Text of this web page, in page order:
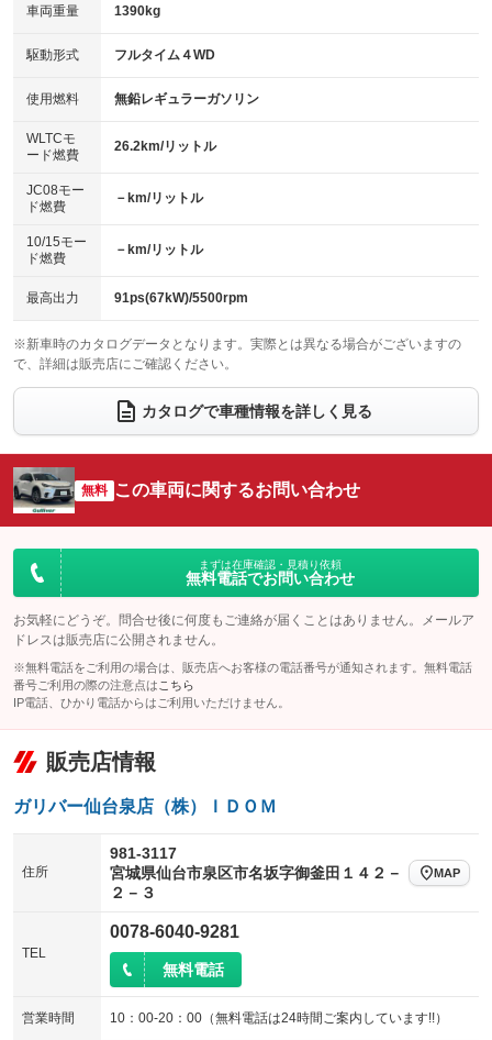
アイドリングストップ
：装備なし
USB入力端子
：装備あり
100V電源
：装備あり
センターデフロック
：装備なし
電動格納ミラー
：装備あり
キーレス
HID(キセノンライト)
：装備なし
バックカメラ
：装備なし
エアロ
：装備なし
：装備なし
パワーシート
ベンチシート
：装備なし
チップアップシート
：装備なし
：装備なし ：装備あり
ウォークスルー
：装備なし
電動リアゲート フロントカメラ
：装備なし
：装備なし ：装備あり
サイドカメラ
：装備なし ルーフレール
：装備なし
：装備なし
：装備なし
車両重量 1390kg
駆動形式 フルタイム４WD
使用燃料 無鉛レギュラーガソリン
WLTCモ
ード燃費
26.2km/リットル
JC08モー
ド燃費
－km/リットル
10/15モー
ド燃費
－km/リットル
最高出力 91ps(67kW)/5500rpm
※新車時のカタログデータとなります。実際とは異なる場合がございますの
で、詳細は販売店にご確認ください。
カタログで車種情報を詳しく見る
無料 この車両に関するお問い合わせ
まずは在庫確認・見積り依頼
無料電話でお問い合わせ
お気軽にどうぞ。問合せ後に何度もご連絡が届くことはありません。メールア
ドレスは販売店に公開されません。
※無料電話をご利用の場合は、販売店へお客様の電話番号が通知されます。無料電話
番号ご利用の際の注意点は こちら
IP電話、ひかり電話からはご利用いただけません。
販売店情報
ガリバー仙台泉店（株）ＩＤＯＭ
住所
981-3117
宮城県仙台市泉区市名坂字御釜田１４２－
２－３
MAP
TEL
0078-6040-9281
無料電話
営業時間 10：00-20：00（無料電話は24時間ご案内しています!!）